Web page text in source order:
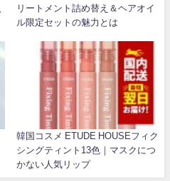
リートメント詰め替え＆ヘアオイ
ル限定セットの魅力とは
韓国コスメ ETUDE HOUSEフィク
シングティント13色｜マスクにつ
かない人気リップ